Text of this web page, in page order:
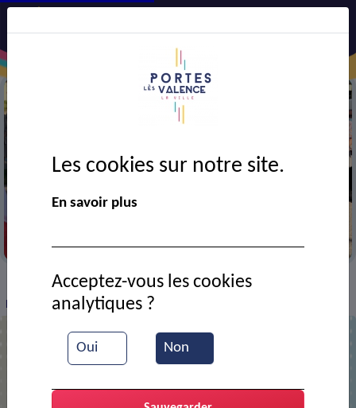
> VIE MUNICIPALE > Ressources documentaires
Embellis ton quartier : les récompensés
Embellis ton quartier : les
récompensés
Les cookies sur notre site.
En savoir plus
Oui Non
Acceptez-vous les cookies
analytiques ?